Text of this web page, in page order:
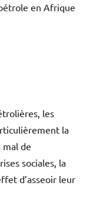
en Afrique
les
la
mal de
sociales, la
d’asseoir leur